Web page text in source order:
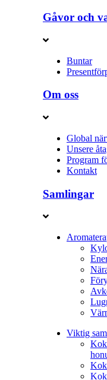
Gåvor och
Buntar
Om oss
Global
Unsere
Program
Kontakt
Samlingar
Viktig